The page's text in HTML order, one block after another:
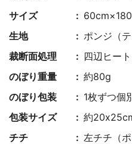
サイズ
生地
ポンジ（
裁断面処理 四辺ヒー
のぼり重量
約80g
のぼり包装
1枚ずつ個
包装サイズ
約
チチ
左チチ（